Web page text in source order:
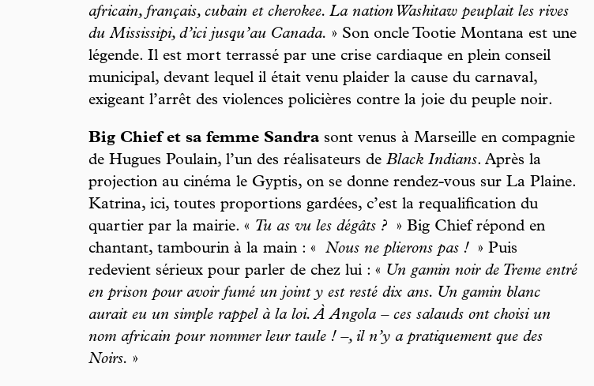
africain, français, cubain et cherokee. La nation Washitaw peuplait les rives
du Mississipi, d’ici jusqu’au Canada. » Son oncle Tootie Montana est une
légende. Il est mort terrassé par une crise cardiaque en plein conseil
municipal, devant lequel il était venu plaider la cause du carnaval,
exigeant l’arrêt des violences policières contre la joie du peuple noir.
Big Chief et sa femme Sandra sont venus à Marseille en compagnie
de Hugues Poulain, l’un des réalisateurs de Black Indians. Après la
projection au cinéma le Gyptis, on se donne rendez-vous sur La Plaine.
Katrina, ici, toutes proportions gardées, c’est la requalification du
quartier par la mairie. « Tu as vu les dégâts ? » Big Chief répond en
chantant, tambourin à la main : «
Nous ne plierons pas ! » Puis
redevient sérieux pour parler de chez lui : « Un gamin noir de Treme entré
en prison pour avoir fumé un joint y est resté dix ans. Un gamin blanc
aurait eu un simple rappel à la loi. À Angola – ces salauds ont choisi un
nom africain pour nommer leur taule ! –, il n’y a pratiquement que des
Noirs. »